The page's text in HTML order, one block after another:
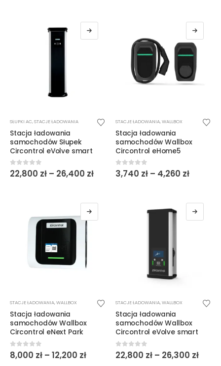
produkt
ma
wiele
wariantów.
Opcje
stronie
produktu
SŁUPKI AC,STACJE ŁADOWANIA
Stacja ładowania
samochodów Słupek
Circontrol eVolve smart
0out of 5
22,800 zł – 26,400 złZakres
do
ma
wiele
wariantów.
Opcje
STACJE ŁADOWANIA,WALLBOX
Stacja ładowania
samochodów Wallbox
Circontrol eHome5
0out of 5
3,740 zł – 4,260 złZakres
do
4,260 zł
ma
wiele
wariantów.
Opcje
STACJE ŁADOWANIA,WALLBOX
Stacja ładowania
samochodów Wallbox
Circontrol eNext Park
0out of 5
8,000 zł – 12,200 złZakres
ma
wiele
wariantów.
Opcje
STACJE ŁADOWANIA,WALLBOX
Stacja ładowania
samochodów Wallbox
Circontrol eVolve smart
0out of 5
22,800 zł – 26,300 zł